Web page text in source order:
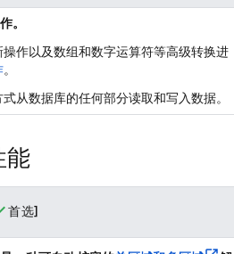
。
作以及数组和数字运算符等高级转换进
。
从数据库的任何部分读取和写入数据。
能
首选]